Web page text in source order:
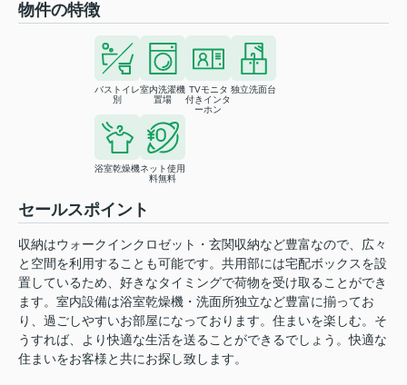
物件の特徴
バストイレ
別
室内洗濯機
置場
TVモニタ
付きインタ
ーホン
独立洗面台
浴室乾燥機ネット使用
料無料
セールスポイント
収納はウォークインクロゼット・玄関収納など豊富なので、広々
と空間を利用することも可能です。共用部には宅配ボックスを設
置しているため、好きなタイミングで荷物を受け取ることができ
ます。室内設備は浴室乾燥機・洗面所独立など豊富に揃ってお
り、過ごしやすいお部屋になっております。住まいを楽しむ。そ
うすれば、より快適な生活を送ることができるでしょう。快適な
住まいをお客様と共にお探し致します。